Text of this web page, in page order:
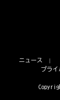
ニュース
プライ